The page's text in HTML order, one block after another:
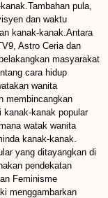
pula,
dan waktu
kanak-kanak.Antara
Astro Ceria dan
masyarakat
cara hidup
wanita
membincangkan
kanak popular
watak wanita
kanak-kanak.
yang ditayangkan di
pendekatan
Feminisme
menggambarkan